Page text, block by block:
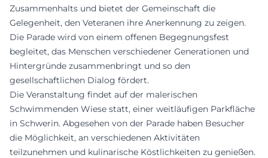
Zusammenhalts und bietet der Gemeinschaft die
Gelegenheit, den Veteranen ihre Anerkennung zu zeigen.
Die Parade wird von einem offenen Begegnungsfest
begleitet, das Menschen verschiedener Generationen und
Hintergründe zusammenbringt und so den
gesellschaftlichen Dialog fördert.
Die Veranstaltung findet auf der malerischen
Schwimmenden Wiese statt, einer weitläufigen Parkfläche
in Schwerin. Abgesehen von der Parade haben Besucher
die Möglichkeit, an verschiedenen Aktivitäten
teilzunehmen und kulinarische Köstlichkeiten zu genießen.